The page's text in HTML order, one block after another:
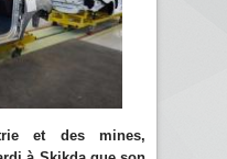
et des mines,